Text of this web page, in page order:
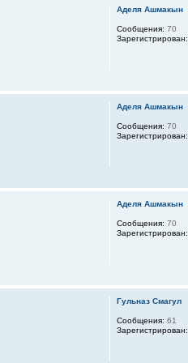
Аделя Ашмакын
Сообщения: 70
Зарегистрирован:
Аделя Ашмакын
Сообщения: 70
Зарегистрирован:
Аделя Ашмакын
Сообщения: 70
Зарегистрирован:
Гульназ Смагул
Сообщения: 61
Зарегистрирован: